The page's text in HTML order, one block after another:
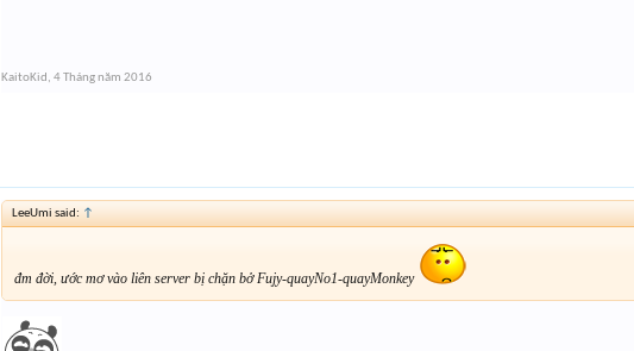
KaitoKid , 4 Tháng năm 2016
LeeUmi said: ↑
đm đời, ước mơ vào liên server bị chặn bở Fujy-quayNo1-quayMonkey